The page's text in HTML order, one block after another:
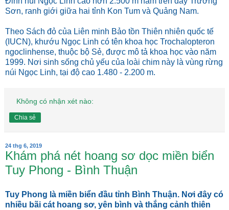
Sơn, ranh giới giữa hai tỉnh Kon Tum và Quảng Nam.
Theo Sách đỏ của Liên minh Bảo tồn Thiên nhiên quốc tế
(IUCN), khướu Ngọc Linh có tên khoa học Trochalopteron
ngoclinhense, thuộc bộ Sẻ, được mô tả khoa học vào năm
1999. Nơi sinh sống chủ yếu của loài chim này là vùng rừng
núi Ngọc Linh, tại độ cao 1.480 - 2.200 m.
Không có nhận xét nào:
Chia sẻ
24 thg 6, 2019
Khám phá nét hoang sơ dọc miền biển
Tuy Phong - Bình Thuận
Tuy Phong là miền biển đầu tỉnh Bình Thuận. Nơi đây có
nhiều bãi cát hoang sơ, yên bình và thắng cảnh thiên